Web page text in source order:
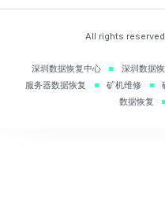
All rights
深圳数据恢复中心 深圳数据
服务器数据恢复
矿机维修
数据恢复